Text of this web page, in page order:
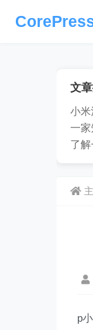
文
小米
一
了
p